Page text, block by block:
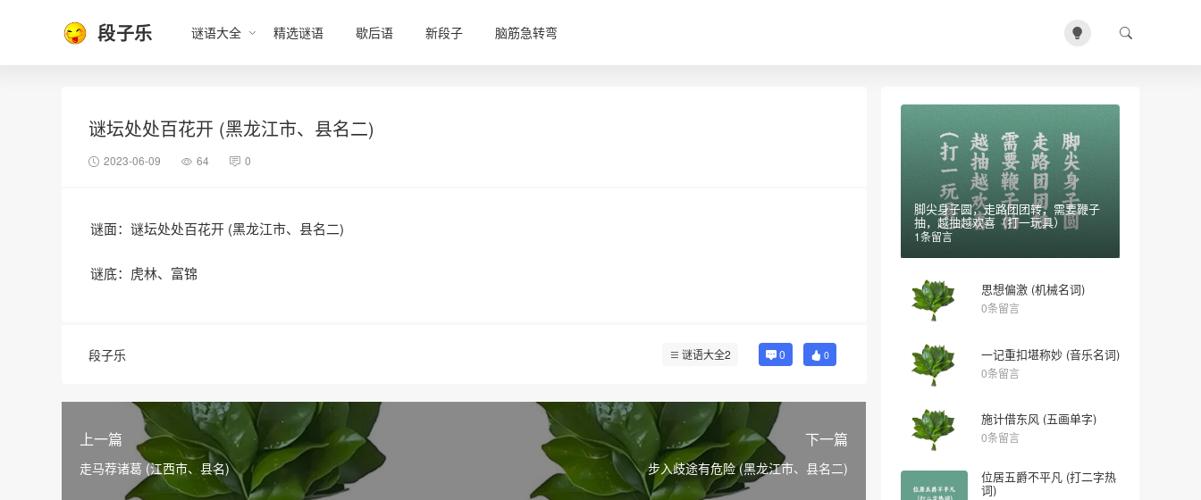
段子乐 谜语大全 精选谜语 歇后语 新段子 脑筋急转弯
谜坛处处百花开 (黑龙江市、县名二)
2023-06-09 64 0
谜面：谜坛处处百花开 (黑龙江市、县名二)
谜底：虎林、富锦
段子乐 谜语大全2 0 0
上一篇
走马荐诸葛 (江西市、县名)
下一篇
步入歧途有危险 (黑龙江市、县名二)
脚尖身子圆，走路团团转，需要鞭子
抽，越抽越欢喜（打一玩具）
1条留言
思想偏激 (机械名词)
0条留言
一记重扣堪称妙 (音乐名词)
0条留言
施计借东风 (五画单字)
0条留言
位居五爵不平凡 (打二字热
词)